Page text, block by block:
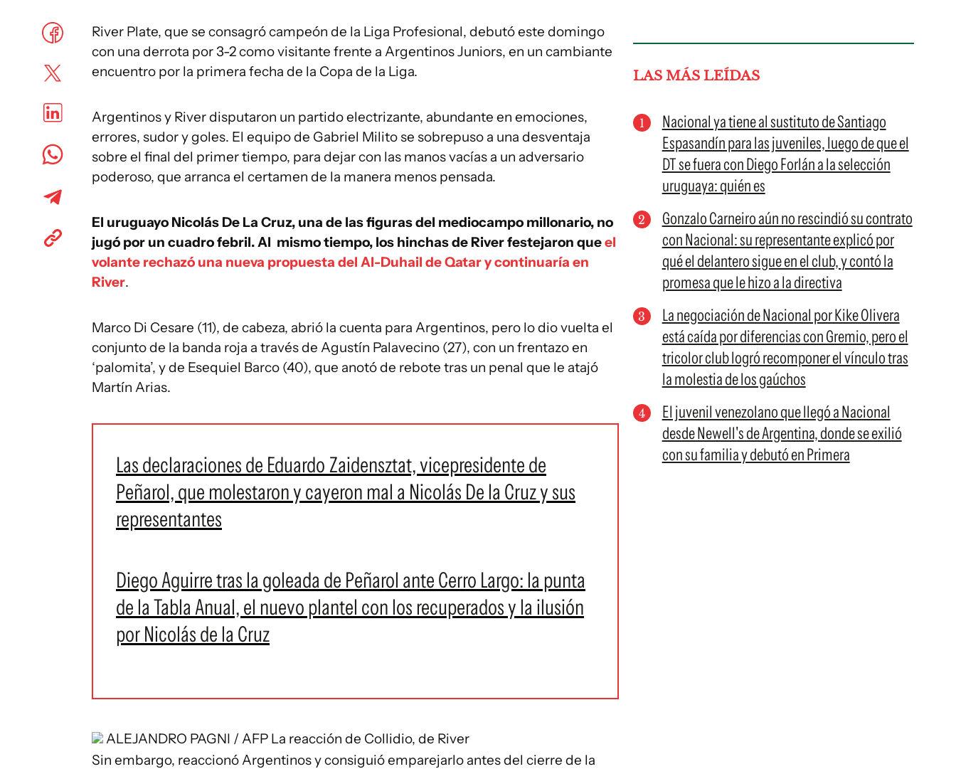
River Plate, que se consagró campeón de la Liga Profesional, debutó este domingo
con una derrota por 3-2 como visitante frente a Argentinos Juniors, en un cambiante
encuentro por la primera fecha de la Copa de la Liga.
Argentinos y River disputaron un partido electrizante, abundante en emociones,
errores, sudor y goles. El equipo de Gabriel Milito se sobrepuso a una desventaja
sobre el final del primer tiempo, para dejar con las manos vacías a un adversario
poderoso, que arranca el certamen de la manera menos pensada.
El uruguayo Nicolás De La Cruz, una de las figuras del mediocampo millonario, no
jugó por un cuadro febril. Al mismo tiempo, los hinchas de River festejaron queel
volante rechazó una nueva propuesta del Al-Duhail de Qatar y continuaría en
River.
Marco Di Cesare (11), de cabeza, abrió la cuenta para Argentinos, pero lo dio vuelta el
conjunto de la banda roja a través de Agustín Palavecino (27), con un frentazo en
‘palomita’, y de Esequiel Barco (40), que anotó de rebote tras un penal que le atajó
Martín Arias.
Las declaraciones de Eduardo Zaidensztat, vicepresidente de
Peñarol, que molestaron y cayeron mal a Nicolás De la Cruz y sus
representantes
Diego Aguirre tras la goleada de Peñarol ante Cerro Largo: la punta
de la Tabla Anual, el nuevo plantel con los recuperados y la ilusión
por Nicolás de la Cruz
ALEJANDRO PAGNI / AFP La reacción de Collidio, de River
Sin embargo, reaccionó Argentinos y consiguió emparejarlo antes del cierre de la
LAS MÁS LEÍDAS
Nacional ya tiene al sustituto de Santiago
Espasandín para las juveniles, luego de que el
DT se fuera con Diego Forlán a la selección
uruguaya: quién es
Gonzalo Carneiro aún no rescindió su contrato
con Nacional: su representante explicó por
qué el delantero sigue en el club, y contó la
promesa que le hizo a la directiva
La negociación de Nacional por Kike Olivera
está caída por diferencias con Gremio, pero el
tricolor club logró recomponer el vínculo tras
la molestia de los gaúchos
El juvenil venezolano que llegó a Nacional
desde Newell's de Argentina, donde se exilió
con su familia y debutó en Primera